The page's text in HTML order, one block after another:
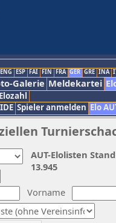
ENG ESP FAI FIN FRA GER GRE INA
Galerie Meldekartei
Spieler anmelden Elo
Vorname
AUT-Elolisten
13.945